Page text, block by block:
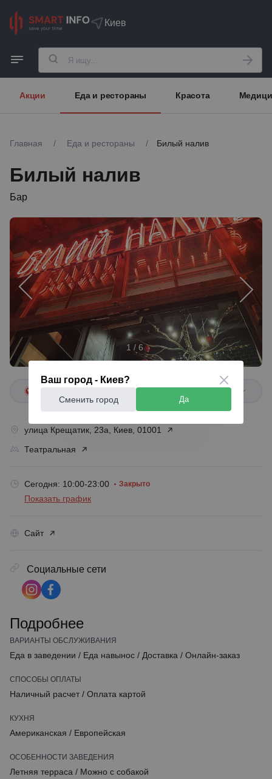
Киев
Ваш город - Киев?
Сменить город Да
Акции Еда и рестораны Красота
Главная / Еда и рестораны / Билый налив
Билый налив
Бар
1 / 6
+38 098 885 ...
улица Крещатик, 23а, Киев, 01001
Театральная
Сегодня: 10:00-23:00 Закрыто
Показать график
Сайт
Социальные сети
Подробнее
ВАРИАНТЫ ОБСЛУЖИВАНИЯ
Еда в заведении / Еда навынос / Доставка / Онлайн-заказ
СПОСОБЫ ОПЛАТЫ
Наличный расчет / Оплата картой
КУХНЯ
Американская / Европейская
ОСОБЕННОСТИ ЗАВЕДЕНИЯ
Летняя терраса / Можно с собакой